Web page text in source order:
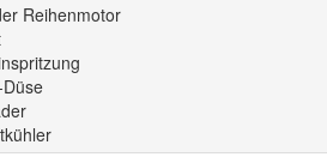
Reihenmotor